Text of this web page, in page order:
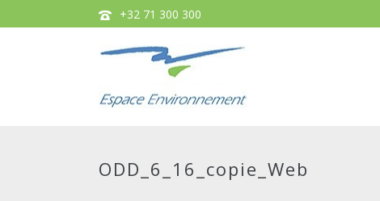
+32 71 300 300
ODD_6_16_copie_Web